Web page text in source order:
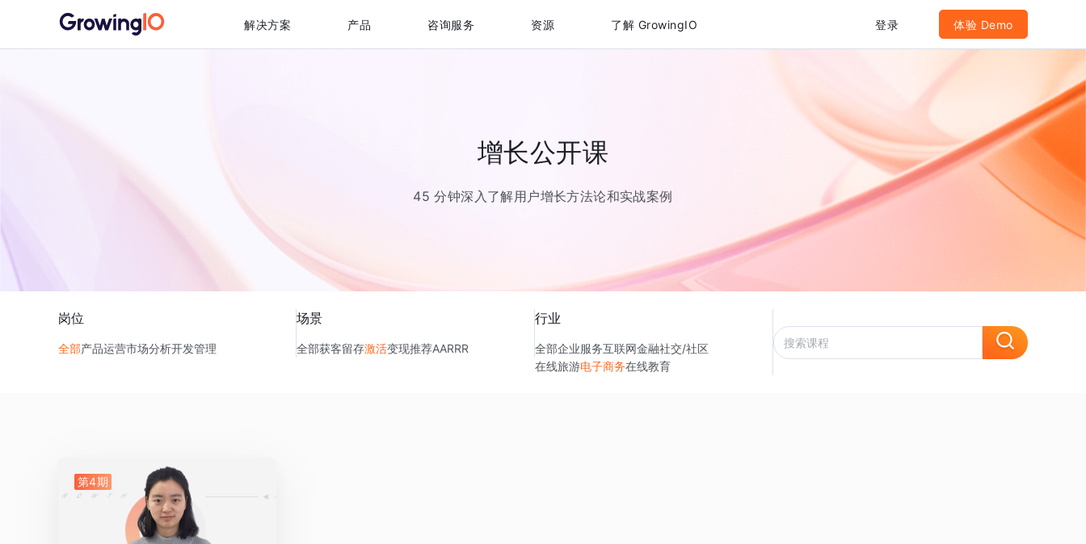
解决方案 产品 咨询服务 资源 了解 GrowingIO 登录 体验 Demo
增长公开课
45 分钟深入了解用户增长方法论和实战案例
岗位
全部产品运营市场分析开发管理
场景
全部获客留存激活变现推荐AARRR
行业
全部企业服务互联网金融社交/社区
在线旅游电子商务在线教育
第4期